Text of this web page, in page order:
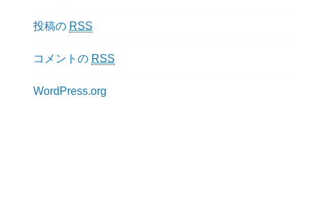
投稿の RSS
コメントの RSS
WordPress.org